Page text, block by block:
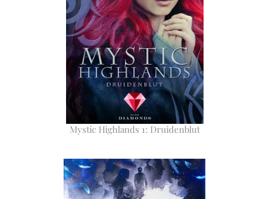
Mystic Highlands 1: Druidenblut